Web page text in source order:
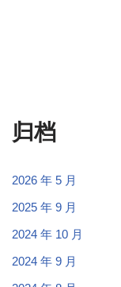
归档
2026 年 5 月
2025 年 9 月
2024 年 10 月
2024 年 9 月